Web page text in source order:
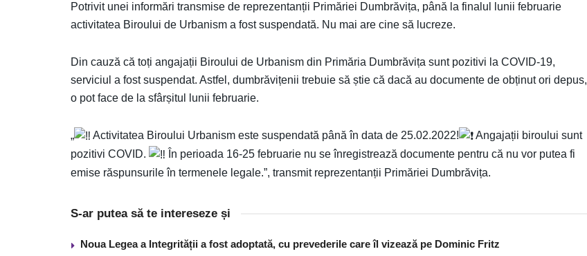
Potrivit unei informări transmise de reprezentanții Primăriei Dumbrăvița, până la finalul lunii februarie
activitatea Biroului de Urbanism a fost suspendată. Nu mai are cine să lucreze.
Din cauză că toți angajații Biroului de Urbanism din Primăria Dumbrăvița sunt pozitivi la COVID-19,
serviciul a fost suspendat. Astfel, dumbrăvițenii trebuie să știe că dacă au documente de obținut ori depus,
o pot face de la sfârșitul lunii februarie.
„ Activitatea Biroului Urbanism este suspendată până în data de 25.02.2022!
Angajații biroului sunt
pozitivi COVID.
În perioada 16-25 februarie nu se înregistrează documente pentru că nu vor putea fi
emise răspunsurile în termenele legale.”, transmit reprezentanții Primăriei Dumbrăvița.
S-ar putea să te intereseze și
Noua Legea a Integrității a fost adoptată, cu prevederile care îl vizează pe Dominic Fritz